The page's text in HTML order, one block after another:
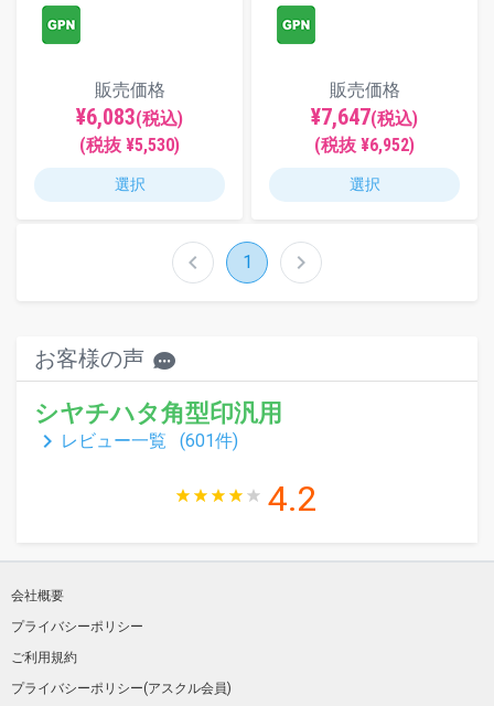
販売価格
¥6,083(税込)
(税抜 ¥5,530)
選択
販売価格
¥7,647(税込)
(税抜 ¥6,952)
選択
chevron_left 1 chevron_right
お客様の声
シヤチハタ角型印汎用
keyboard_arrow_right レビュー一覧 (601件)
4.2
会社概要
プライバシーポリシー
ご利用規約
プライバシーポリシー(アスクル会員)